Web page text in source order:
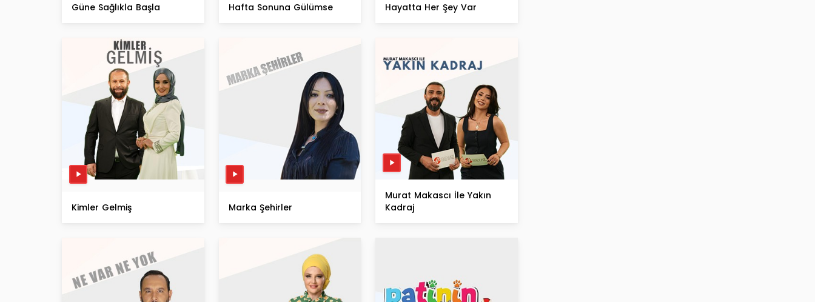
Güne Sağlıkla Başla Hafta Sonuna Gülümse Hayatta Her Şey Var
Kimler Gelmiş Marka Şehirler
Murat Makascı İle Yakın
Kadraj